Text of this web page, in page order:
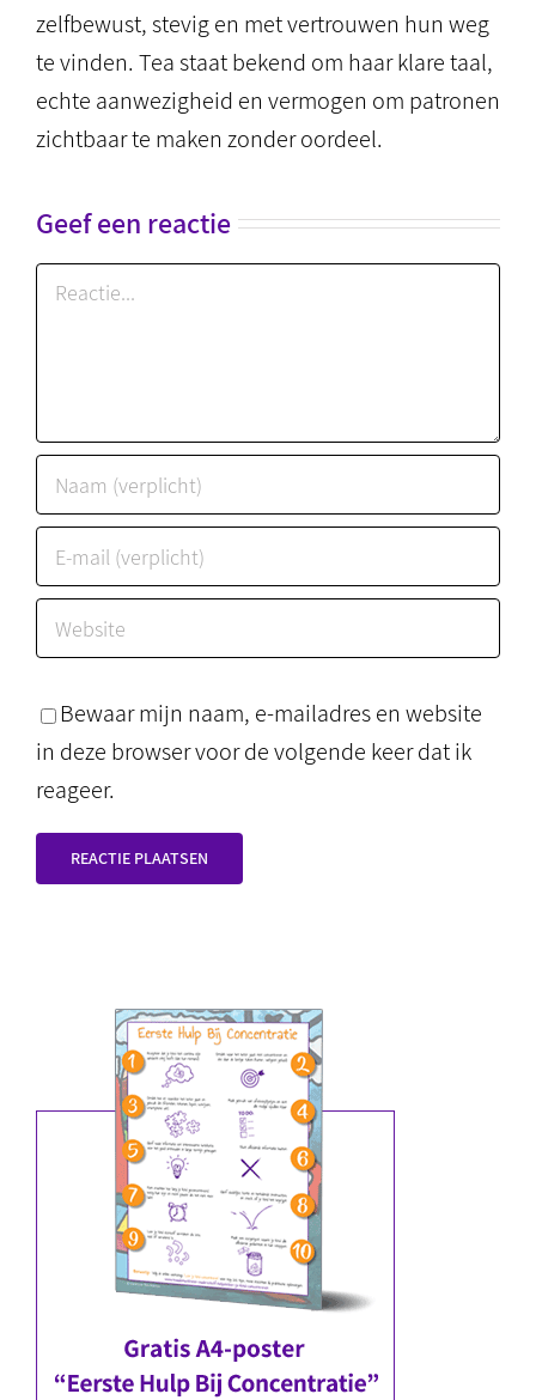
zelfbewust, stevig en met vertrouwen hun weg
te vinden. Tea staat bekend om haar klare taal,
echte aanwezigheid en vermogen om patronen
zichtbaar te maken zonder oordeel.
Geef een reactie
Reactie
Bewaar mijn naam, e-mailadres en website
in deze browser voor de volgende keer dat ik
reageer.